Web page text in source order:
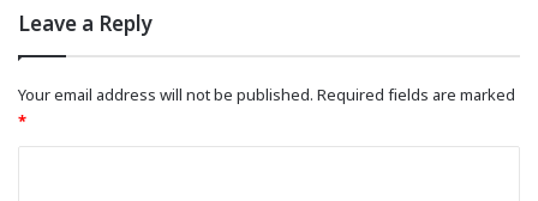
Leave a Reply
Your email address will not be published. Required fields are marked
*